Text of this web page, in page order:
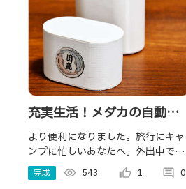
充実生活！メダカの自動餌
やり機 バージョン２（改
良版）
より便利になりました。旅行にキャ
ンプに忙しいあなたへ。外出中でも
熱帯魚（メダカ）に餌をあげられる
自動餌やり機です。朝と夜の時刻
完成 visibility 543 thumb_up_alt 1 comment 0